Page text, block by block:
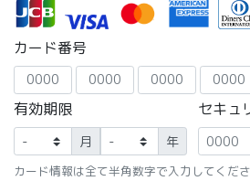
カード番号
有効期限
月 年
セキュ
カード情報は全て半角数字で入力してくださ